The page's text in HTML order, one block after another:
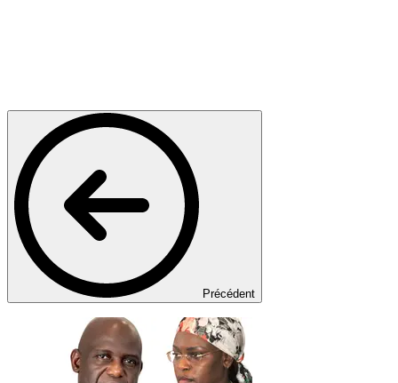
Précédent